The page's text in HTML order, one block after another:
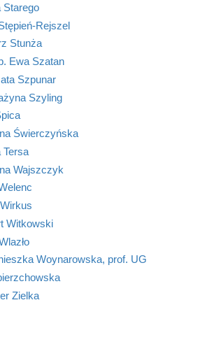
Starego
Rejszel
Stunża
Ewa Szatan
Szpunar
Szyling
Świerczyńska
Tersa
Wajszczyk
Witkowski
Woynarowska, prof. UG
Zielka